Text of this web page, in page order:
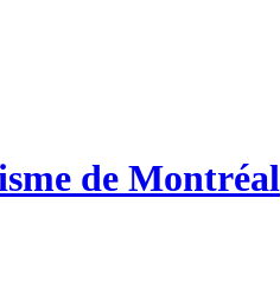
de Montréal